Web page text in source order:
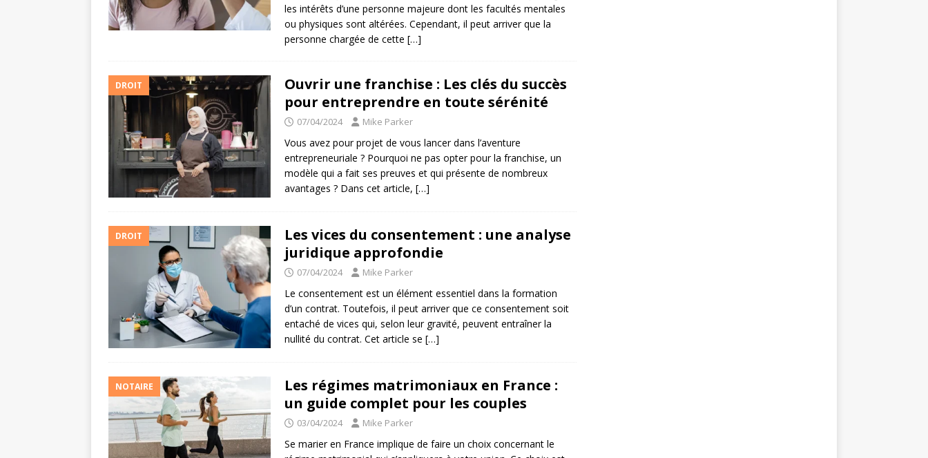
les intérêts d’une personne majeure dont les facultés mentales
ou physiques sont altérées. Cependant, il peut arriver que la
personne chargée de cette […]
DROIT
Ouvrir une franchise : Les clés du succès
pour entreprendre en toute sérénité
07/04/2024 Mike Parker
Vous avez pour projet de vous lancer dans l’aventure
entrepreneuriale ? Pourquoi ne pas opter pour la franchise, un
modèle qui a fait ses preuves et qui présente de nombreux
avantages ? Dans cet article, […]
DROIT
Les vices du consentement : une analyse
juridique approfondie
07/04/2024 Mike Parker
Le consentement est un élément essentiel dans la formation
d’un contrat. Toutefois, il peut arriver que ce consentement soit
entaché de vices qui, selon leur gravité, peuvent entraîner la
nullité du contrat. Cet article se […]
NOTAIRE
Les régimes matrimoniaux en France :
un guide complet pour les couples
03/04/2024 Mike Parker
Se marier en France implique de faire un choix concernant le